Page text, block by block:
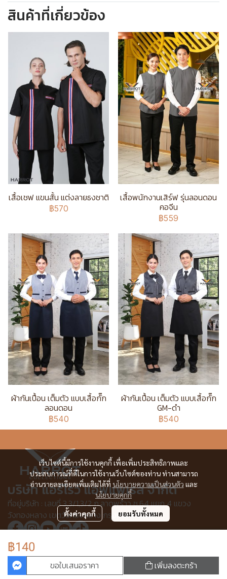
สินค้าที่เกี่ยวข้อง
เสื้อเชฟ แขนสั้น แต่งลายธงชาติ
฿570
เสื้อพนักงานเสิร์ฟ รุ่นลอนดอน
คอจีน
฿559
ผ้ากันเปื้อน เต็มตัว แบบเสื้อกั๊ก
ลอนดอน
฿540
ผ้ากันเปื้อน เต็มตัว แบบเสื้อกั๊ก
GM-ดำ
฿540
฿140
ขอใบเสนอราคา เพิ่มลงตะกร้า
เว็บไซต์นี้มีการใช้งานคุกกี้ เพื่อเพิ่มประสิทธิภาพและ
ประสบการณ์ที่ดีในการใช้งานเว็บไซต์ของท่าน ท่านสามารถ
อ่านรายละเอียดเพิ่มเติมได้ที่ นโยบายความเป็นส่วนตัว และ
นโยบายคุกกี้
ตั้งค่าคุกกี้ ยอมรับทั้งหมด
บริษัท แอร์โรว์ แอพแพเรล จำกัด
ที่อยู่บริษัท : เลขที่ 3,3/1,3/2 ก.ลาดพร้าว ซ.64 แยก 4 แขวง
วังทองหลาง เขตวังทองหลาง กรุงเทพฯ 10310
© Copyright 2025 All Rights Reserved.
ผู้เข้าชมวันนี้5,666